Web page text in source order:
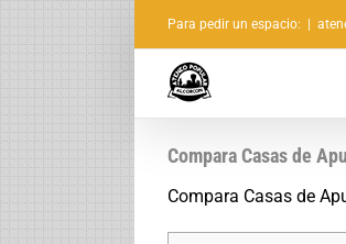
Saltar
al
contenido
Para pedir un espacio:
Compara Casas de
Compara Casas de